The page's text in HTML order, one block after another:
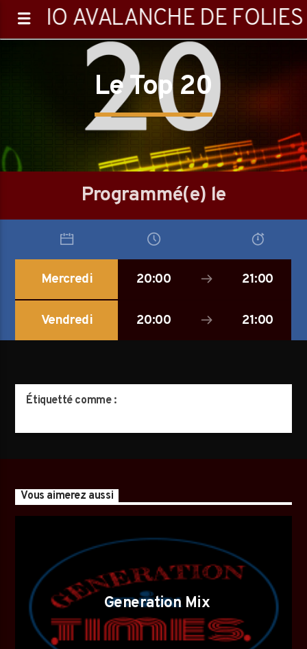
RADIO AVALANCHE DE FOLIES
0:00
Emission en cours
Les matins pas chagrins
08:05 11:00
Le Top 20
Programmé(e) le
Mercredi 20:00 21:00
Vendredi 20:00 21:00
Étiquetté comme :
Vous aimerez aussi
Generation Mix